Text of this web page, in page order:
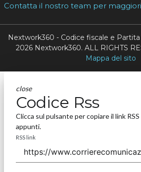
Contatta il nostro team per
Nextwork360 - Codice fiscale e
2026 Nextwork360. ALL RIGHTS
Mappa del sito
close
Codice Rss
Clicca sul pulsante per copiare il link
appunti.
RSS link